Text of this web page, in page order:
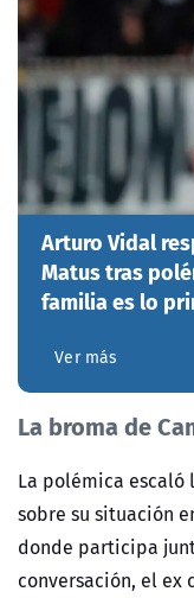
Arturo Vidal
Matus tras
familia es lo
Ver más
La broma de
La polémica escaló
sobre su situación
donde participa
conversación, el ex